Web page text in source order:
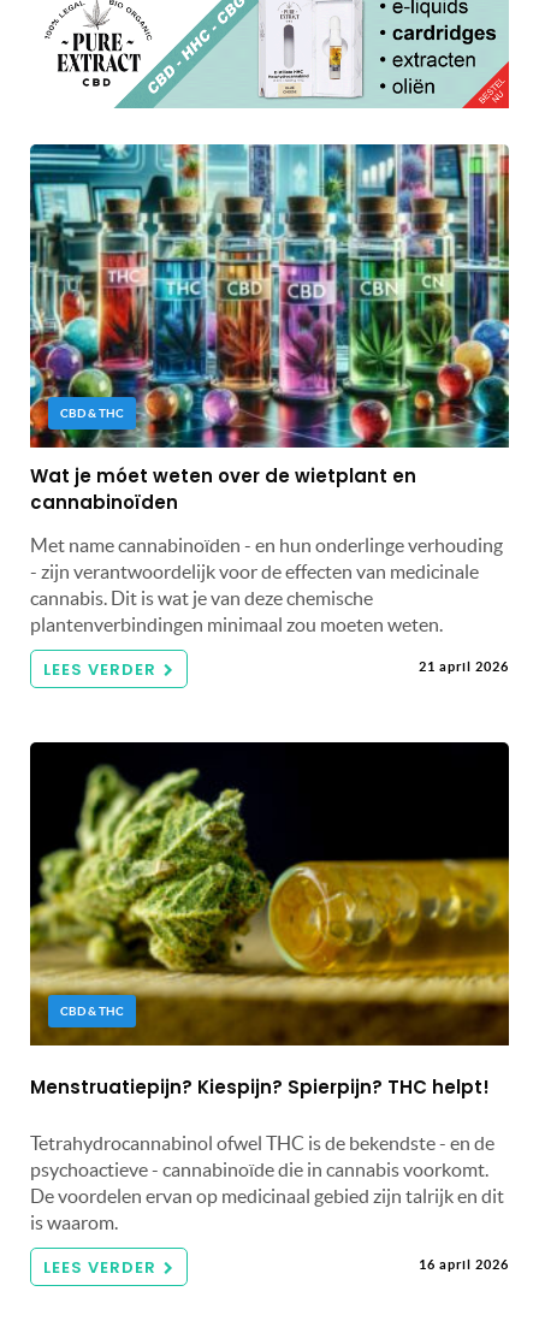
CBD & THC
Wat je móet weten over de wietplant en
cannabinoïden
Met name cannabinoïden - en hun onderlinge verhouding
- zijn verantwoordelijk voor de effecten van medicinale
cannabis. Dit is wat je van deze chemische
plantenverbindingen minimaal zou moeten weten.
LEES VERDER 21 april 2026
CBD & THC
Menstruatiepijn? Kiespijn? Spierpijn? THC helpt!
Tetrahydrocannabinol ofwel THC is de bekendste - en de
psychoactieve - cannabinoïde die in cannabis voorkomt.
De voordelen ervan op medicinaal gebied zijn talrijk en dit
is waarom.
LEES VERDER 16 april 2026